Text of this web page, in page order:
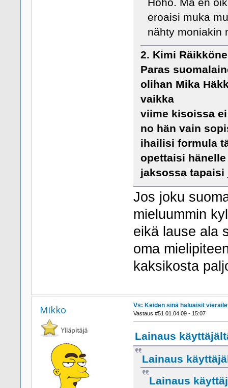
Hoho. Mä en
eroaisi muka
nähty moniakin
2. Kimi
Paras
olihan Mika
vaikka
viime kisoissa
no hän vain
ihailisi formula
opettaisi
jaksossa
Jos joku
mieluummin
eikä lause ala
oma
kaksikosta
Mikko Vs: Keiden sinä haluaisit
Vastaus #51 01.04.09 - 15:07
Lainaus
Lainaus
Lainaus